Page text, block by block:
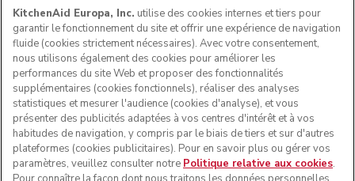
SUIVEZ-NOUS
KitchenAid Europa, Inc. utilise des cookies internes et tiers pour
garantir le fonctionnement du site et offrir une expérience de navigation
fluide (cookies strictement nécessaires). Avec votre consentement,
nous utilisons également des cookies pour améliorer les
performances du site Web et proposer des fonctionnalités
supplémentaires (cookies fonctionnels), réaliser des analyses
statistiques et mesurer l'audience (cookies d'analyse), et vous
présenter des publicités adaptées à vos centres d'intérêt et à vos
habitudes de navigation, y compris par le biais de tiers et sur d'autres
plateformes (cookies publicitaires). Pour en savoir plus ou gérer vos
paramètres, veuillez consulter notre Politique relative aux cookies.